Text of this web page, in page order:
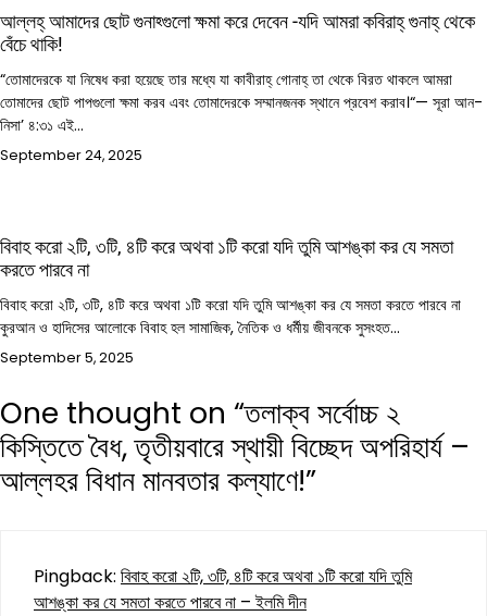
আল্লহ্ আমাদের ছোট গুনাহ্গুলো ক্ষমা করে দেবেন -যদি আমরা কবিরাহ্ গুনাহ্ থেকে
বেঁচে থাকি!
“তোমাদেরকে যা নিষেধ করা হয়েছে তার মধ্যে যা কাবীরাহ্ গোনাহ্‌ তা থেকে বিরত থাকলে আমরা
তোমাদের ছোট পাপগুলো ক্ষমা করব এবং তোমাদেরকে সম্মানজনক স্থানে প্রবেশ করাব।“— সূরা আন-
নিসা’ ৪:৩১ এই…
September 24, 2025
বিবাহ করো ২টি, ৩টি, ৪টি করে অথবা ১টি করো যদি তুমি আশঙ্কা কর যে সমতা
করতে পারবে না
বিবাহ করো ২টি, ৩টি, ৪টি করে অথবা ১টি করো যদি তুমি আশঙ্কা কর যে সমতা করতে পারবে না
কুরআন ও হাদিসের আলোকে বিবাহ হল সামাজিক, নৈতিক ও ধর্মীয় জীবনকে সুসংহত…
September 5, 2025
One thought on “তলাক্ব সর্বোচ্চ ২
কিস্তিতে বৈধ, তৃতীয়বারে স্থায়ী বিচ্ছেদ অপরিহার্য –
আল্লহর বিধান মানবতার কল্যাণে!”
Pingback: বিবাহ করো ২টি, ৩টি, ৪টি করে অথবা ১টি করো যদি তুমি
আশঙ্কা কর যে সমতা করতে পারবে না – ইলমি দীন